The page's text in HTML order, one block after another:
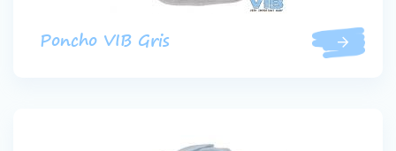
Poncho VIB Gris